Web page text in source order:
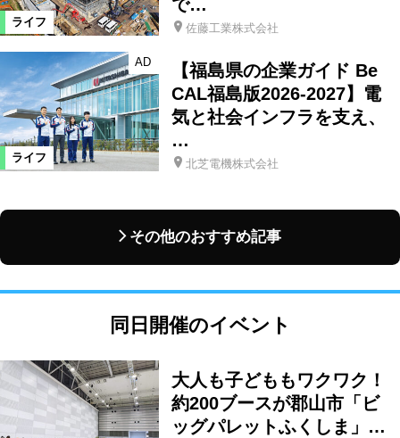
ライフ
で…
佐藤工業株式会社
ライフ
AD
【福島県の企業ガイド Be
CAL福島版2026-2027】電
気と社会インフラを支え、
…
北芝電機株式会社
その他のおすすめ記事
同日開催のイベント
大人も子どももワクワク！
約200ブースが郡山市「ビ
ッグパレットふくしま」…